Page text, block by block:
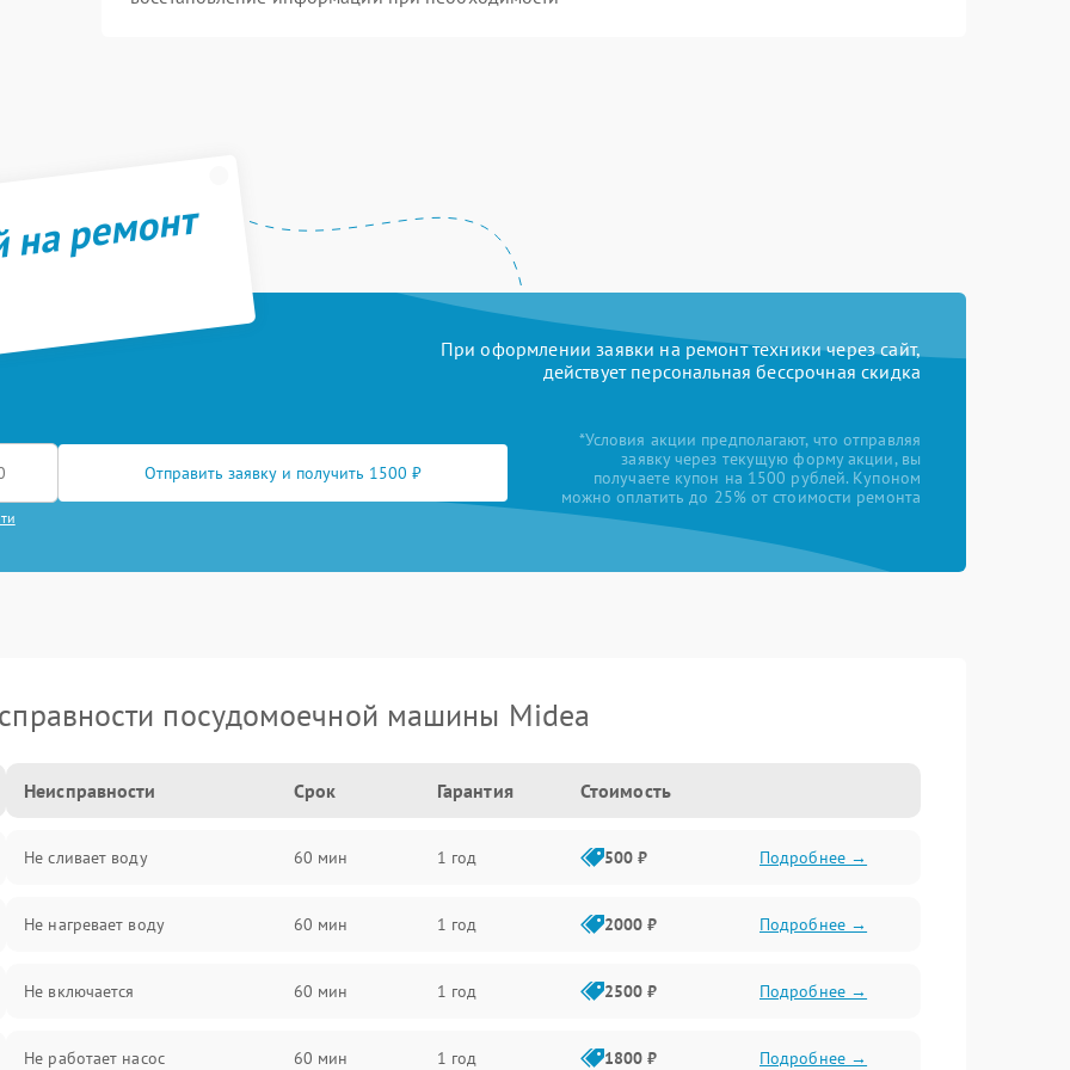
ремонт
При оформлении заявки на ремонт техники через сайт,
действует персональная бессрочная скидка
Отправить заявку и получить 1500 ₽
*Условия акции предполагают, что отправляя
заявку через текущую форму акции, вы
получаете купон на 1500 рублей. Купоном
можно оплатить до 25% от стоимости ремонта
посудомоечной машины Midea
Неисправности Срок Гарантия Стоимость
Не сливает воду 60 мин 1 год 500 ₽ Подробнее →
Не нагревает воду 60 мин 1 год 2000 ₽ Подробнее →
Не включается 60 мин 1 год 2500 ₽ Подробнее →
Не работает насос 60 мин 1 год 1800 ₽ Подробнее →